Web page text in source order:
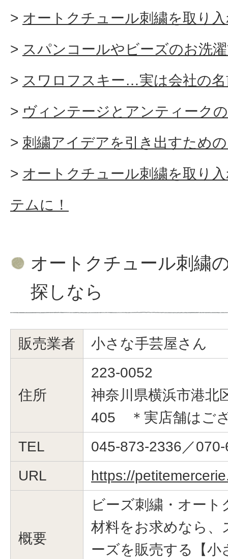
オートクチュール刺繍を取り
スパンコールやビーズのお洗
スワロフスキー…実は会社の
ヴィンテージとアンティーク
刺繍アイデアを引き出すため
オートクチュール刺繍を取り
テムに！
オートクチュール刺繍
探しなら
販売業者 小さな手芸屋さん
住所
223-0052
神奈川県横浜市港北
405 ＊実店舗はご
TEL
045-873-2336／
URL
https://
概要
ビーズ刺繍・オー
材料をお求めなら
ーズを販売する【小